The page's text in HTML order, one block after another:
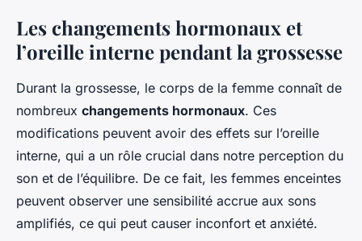
Les changements hormonaux et
l’oreille interne pendant la grossesse
Durant la grossesse, le corps de la femme connaît de
nombreux changements hormonaux. Ces
modifications peuvent avoir des effets sur l’oreille
interne, qui a un rôle crucial dans notre perception du
son et de l’équilibre. De ce fait, les femmes enceintes
peuvent observer une sensibilité accrue aux sons
amplifiés, ce qui peut causer inconfort et anxiété.